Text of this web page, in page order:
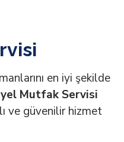
en iyi şekilde
Mutfak Servisi
ve güvenilir hizmet